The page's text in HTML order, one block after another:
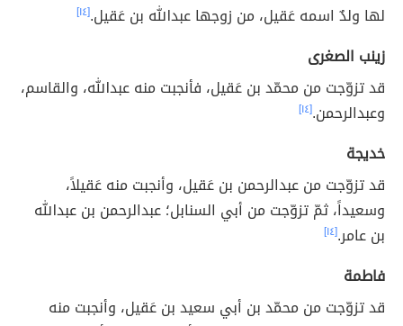
لها ولدٌ اسمه عَقيل، من زوجها عبدالله بن عَقيل.[١٤]
زينب الصغرى
قد تزوّجت من محمّد بن عَقيل، فأنجبت منه عبدالله، والقاسم،
وعبدالرحمن.[١٤]
خديجة
قد تزوّجت من عبدالرحمن بن عَقيل، وأنجبت منه عَقيلاً،
وسعيداً، ثمّ تزوّجت من أبي السنابل؛ عبدالرحمن بن عبدالله
بن عامر.[١٤]
فاطمة
قد تزوّجت من محمّد بن أبي سعيد بن عَقيل، وأنجبت منه